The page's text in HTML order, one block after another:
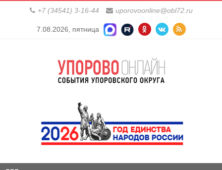
+7 (34541) 3-16-44 uporovoonline@obl72.ru
7.08.2026, пятница